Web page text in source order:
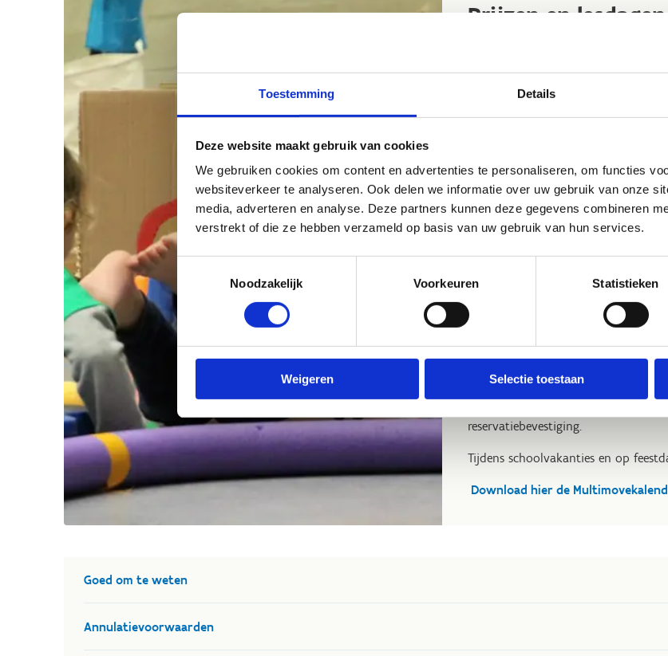
Toestemming Details
Deze website maakt gebruik van cookies
We gebruiken cookies om content en advertenties te personaliseren, om functies
websiteverkeer te analyseren. Ook delen we informatie over uw gebruik van onze
media, adverteren en analyse. Deze partners kunnen deze gegevens combineren
verstrekt of die ze hebben verzameld op basis van uw gebruik van hun services.
Noodzakelijk
Voorkeuren Statistieken
Weigeren Selectie toestaan
Prijzen en lesdagen
Je kan bij ons komen Multimoven
week later dan de andere groepjes.
Spetters - Spurters
Woensdag Sprietjes
Zaterdag Spetters - Spurters
Zaterdag Sprietjes
We proberen onze werking elk jaar
hebben we een
extra sprietjes én
hem af en hang hem ergens bij je
reservatiebevestiging.
Tijdens schoolvakanties en op
Download hier de
Goed om te weten
Later instappen kan, maar geeft geen recht op korting of prijsvermindering.
Annulatievoorwaarden